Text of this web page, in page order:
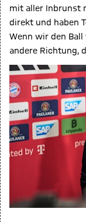
mit aller Inbrunst
direkt und haben
Wenn wir den
andere Richtung,